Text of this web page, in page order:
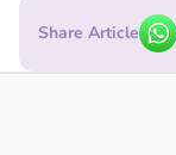
Share Article